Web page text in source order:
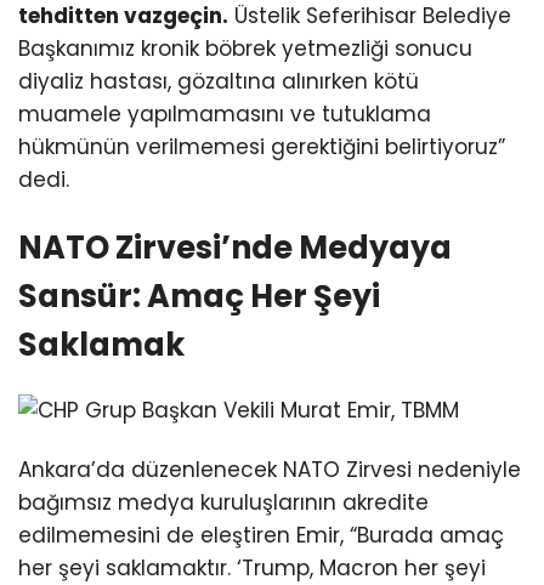
tehditten vazgeçin. Üstelik Seferihisar Belediye
Başkanımız kronik böbrek yetmezliği sonucu
diyaliz hastası, gözaltına alınırken kötü
muamele yapılmamasını ve tutuklama
hükmünün verilmemesi gerektiğini belirtiyoruz”
dedi.
NATO Zirvesi’nde Medyaya
Sansür: Amaç Her Şeyi
Saklamak
Ankara’da düzenlenecek NATO Zirvesi nedeniyle
bağımsız medya kuruluşlarının akredite
edilmemesini de eleştiren Emir, “Burada amaç
her şeyi saklamaktır. ‘Trump, Macron her şeyi